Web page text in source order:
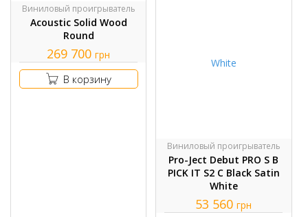
Виниловый проигрыватель
Acoustic Solid Wood
Round
269 700 грн
В корзину
Виниловый проигрыватель
Pro-Ject Debut PRO S B
PICK IT S2 C Black Satin
White
53 560 грн